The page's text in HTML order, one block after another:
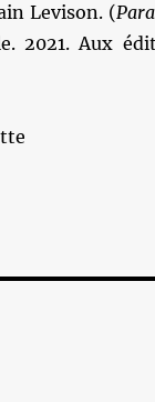
Levison. (
2021. Aux